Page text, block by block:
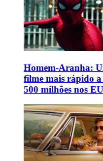
Homem-Aranha:
filme mais rápido a
500 milhões nos